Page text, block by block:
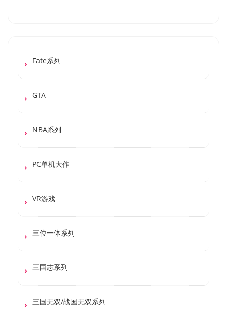
Fate系列
GTA
NBA系列
PC单机大作
VR游戏
三位一体系列
三国志系列
三国无双/战国无双系列